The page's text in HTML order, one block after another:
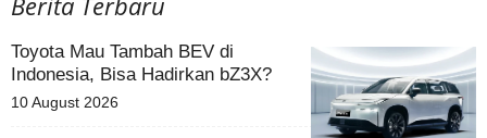
Toyota Mau Tambah BEV di
Indonesia, Bisa Hadirkan bZ3X?
10 August 2026